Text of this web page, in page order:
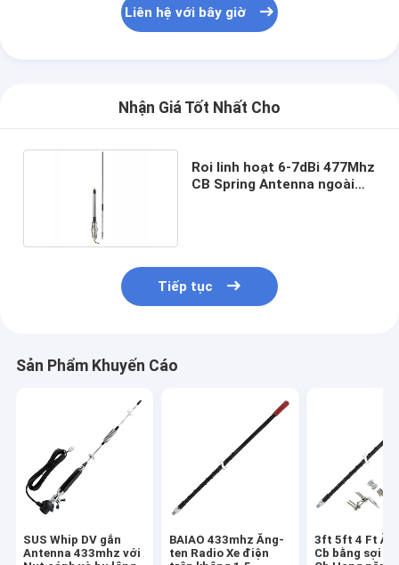
Liên hệ với bây giờ
Nhận Giá Tốt Nhất Cho
Roi linh hoạt 6-7dBi 477Mhz
CB Spring Antenna ngoài
Tiếp tục
Sản Phẩm Khuyến Cáo
SUS Whip DV gắn
Antenna 433mhz với
BAIAO 433mhz Ăng-
ten Radio Xe điện
3ft 5ft 4 Ft
Cb bằng sợi